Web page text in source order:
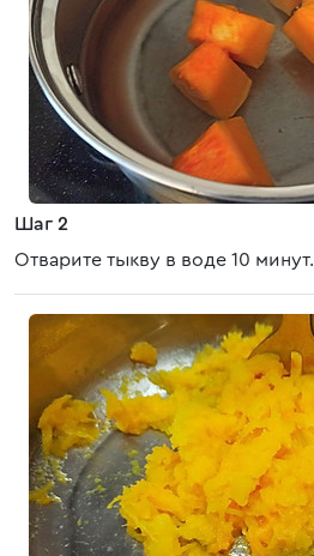
Шаг 2
Отварите тыкву в воде 10 минут.